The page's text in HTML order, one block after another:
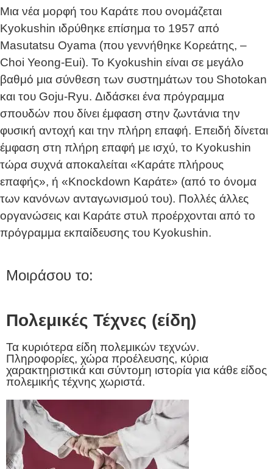
Μια νέα μορφή του Καράτε που ονομάζεται
Kyokushin ιδρύθηκε επίσημα το 1957 από
Masutatsu Oyama (που γεννήθηκε Κορεάτης, –
Choi Yeong-Eui). Το Kyokushin είναι σε μεγάλο
βαθμό μια σύνθεση των συστημάτων του Shotokan
και του Goju-Ryu. Διδάσκει ένα πρόγραμμα
σπουδών που δίνει έμφαση στην ζωντάνια την
φυσική αντοχή και την πλήρη επαφή. Επειδή δίνεται
έμφαση στη πλήρη επαφή με ισχύ, το Kyokushin
τώρα συχνά αποκαλείται «Καράτε πλήρους
επαφής», ή «Knockdown Καράτε» (από το όνομα
των κανόνων ανταγωνισμού του). Πολλές άλλες
οργανώσεις και Καράτε στυλ προέρχονται από το
πρόγραμμα εκπαίδευσης του Kyokushin.
Μοιράσου το:
Πολεμικές Τέχνες (είδη)
Τα κυριότερα είδη πολεμικών τεχνών.
Πληροφορίες, χώρα προέλευσης, κύρια
χαρακτηριστικά και σύντομη ιστορία για κάθε είδος
πολεμικής τέχνης χωριστά.